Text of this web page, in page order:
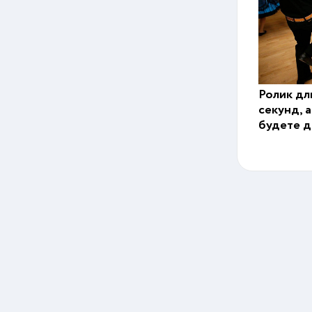
Ролик
секунд,
будете